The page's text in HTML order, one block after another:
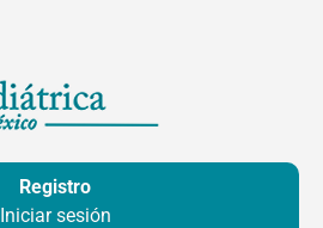
Registro
Iniciar sesión